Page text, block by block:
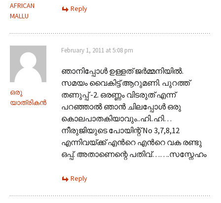
AFRICAN
MALLU
Reply
ഒരു
യാത്രികന്‍
February 1, 2011 at 5:08 pm
ഞാനിപ്പോള്‍ ഉള്ളത് ജര്‍മ്മനിയില്‍.
സമയം വൈകിട്ട് ആറുമണി. പുറത്ത്
തണുപ്പ് -2. ഒരണ്ണം വിടരുത് എന്ന്
പറഞ്ഞാല്‍ ഞാന്‍ ചിലപ്പോള്‍ ഒരു
കൊലപാതകിയാവും..ഹി..ഹി…
നീരുജിയുടെ പോയിന്റ്‌ No 3,7,8,12
എന്നിവയ്ക്ക് എന്‍റെ എന്‍റെ വക രണ്ടു
ഒപ്പ്. അതാണെന്റെ പതിവ്…….സസ്നേഹം
Reply